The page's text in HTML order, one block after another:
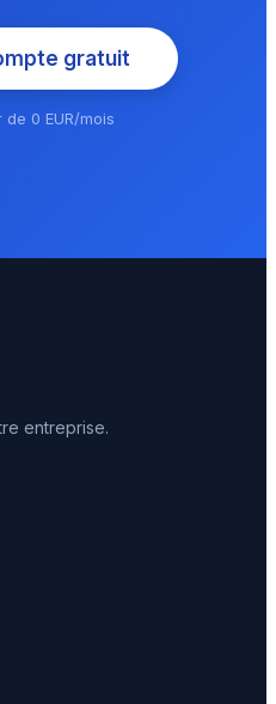
gratuit
0 EUR/mois
entreprise.